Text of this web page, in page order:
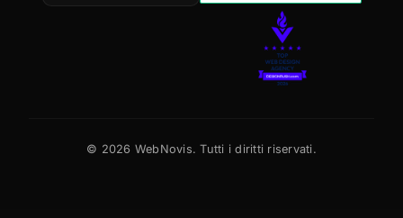
© 2026 WebNovis. Tutti i diritti riservati.